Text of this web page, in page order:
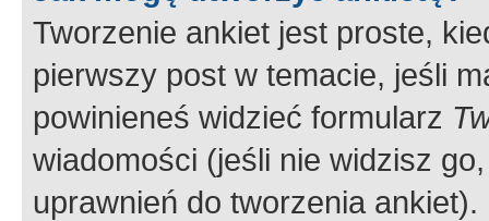
Tworzenie ankiet jest proste,
pierwszy post w temacie, jeśli
powinieneś widzieć formularz
wiadomości (jeśli nie widzisz
uprawnień do tworzenia